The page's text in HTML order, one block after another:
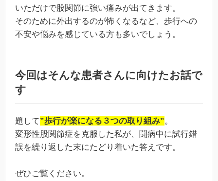
いただけで股関節に強い痛みが出てきます。
そのために外出するのが怖くなるなど、歩行への
不安や悩みを感じている方も多いでしょう。
今回はそんな患者さんに向けたお話で
す
題して”歩行が楽になる３つの取り組み”。
変形性股関節症を克服した私が、闘病中に試行錯
誤を繰り返した末にたどり着いた答えです。
ぜひご覧ください。